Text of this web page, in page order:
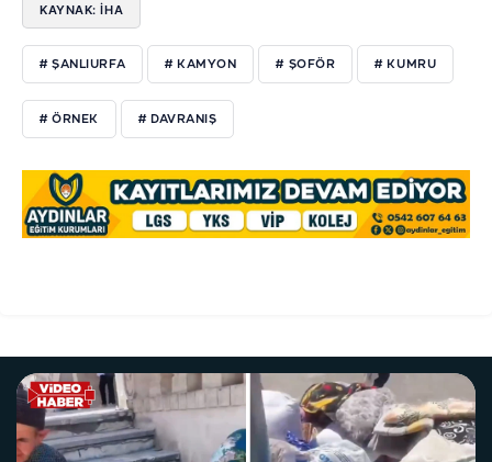
KAYNAK: İHA
# ŞANLIURFA # KAMYON # ŞOFÖR # KUMRU
# ÖRNEK # DAVRANIŞ